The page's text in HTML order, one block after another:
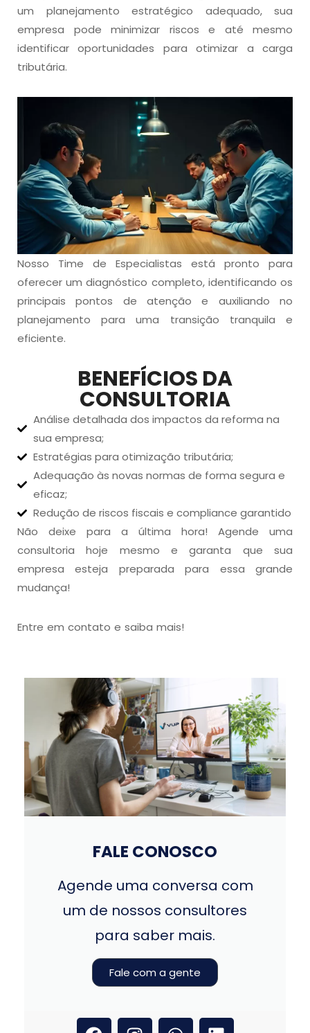
um planejamento estratégico adequado, sua
empresa pode minimizar riscos e até mesmo
identificar oportunidades para otimizar a carga
tributária.
Nosso Time de Especialistas está pronto para
oferecer um diagnóstico completo, identificando os
principais pontos de atenção e auxiliando no
planejamento para uma transição tranquila e
eficiente.
BENEFÍCIOS DA
CONSULTORIA
Análise detalhada dos impactos da reforma na
sua empresa;
Estratégias para otimização tributária;
Adequação às novas normas de forma segura e
eficaz;
Redução de riscos fiscais e compliance garantido
Não deixe para a última hora! Agende uma
consultoria hoje mesmo e garanta que sua
empresa esteja preparada para essa grande
mudança!
Entre em contato e saiba mais!
FALE CONOSCO
Agende uma conversa com
um de nossos consultores
para saber mais.
Fale com a gente